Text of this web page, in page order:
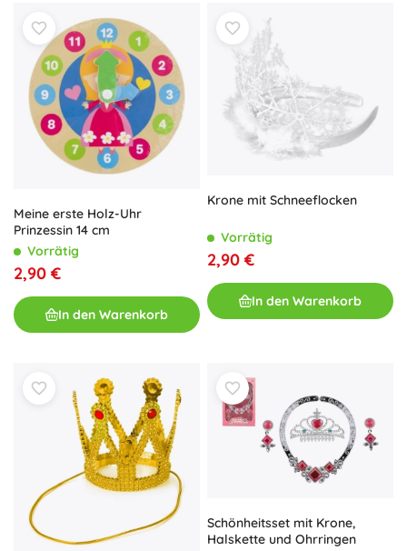
Meine erste Holz-Uhr
Prinzessin 14 cm
Vorrätig
2,90 €
In den Warenkorb
Krone mit Schneeflocken
Vorrätig
2,90 €
In den Warenkorb
Schönheitsset mit Krone,
Halskette und Ohrringen